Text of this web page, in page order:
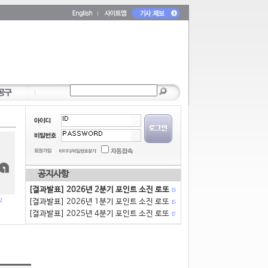
2
공지사항
[결과발표] 2026년 2분기 포인트 소진 로또 13
[결과발표] 2026년 1분기 포인트 소진 로또 15
[결과발표] 2025년 4분기 포인트 소진 로또 17